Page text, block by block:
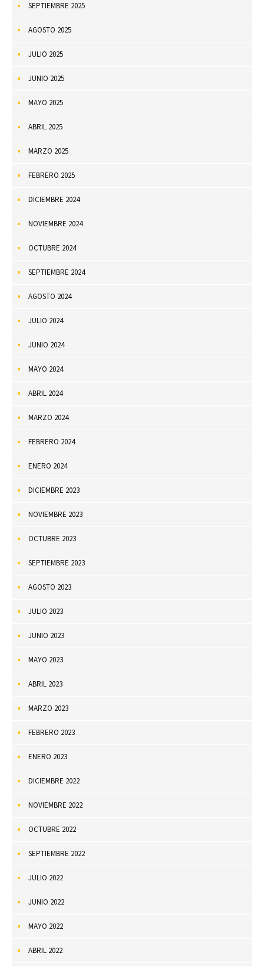
SEPTIEMBRE 2025
AGOSTO 2025
JULIO 2025
JUNIO 2025
MAYO 2025
ABRIL 2025
MARZO 2025
FEBRERO 2025
DICIEMBRE 2024
NOVIEMBRE 2024
OCTUBRE 2024
SEPTIEMBRE 2024
AGOSTO 2024
JULIO 2024
JUNIO 2024
MAYO 2024
ABRIL 2024
MARZO 2024
FEBRERO 2024
ENERO 2024
DICIEMBRE 2023
NOVIEMBRE 2023
OCTUBRE 2023
SEPTIEMBRE 2023
AGOSTO 2023
JULIO 2023
JUNIO 2023
MAYO 2023
ABRIL 2023
MARZO 2023
FEBRERO 2023
ENERO 2023
DICIEMBRE 2022
NOVIEMBRE 2022
OCTUBRE 2022
SEPTIEMBRE 2022
JULIO 2022
JUNIO 2022
MAYO 2022
ABRIL 2022